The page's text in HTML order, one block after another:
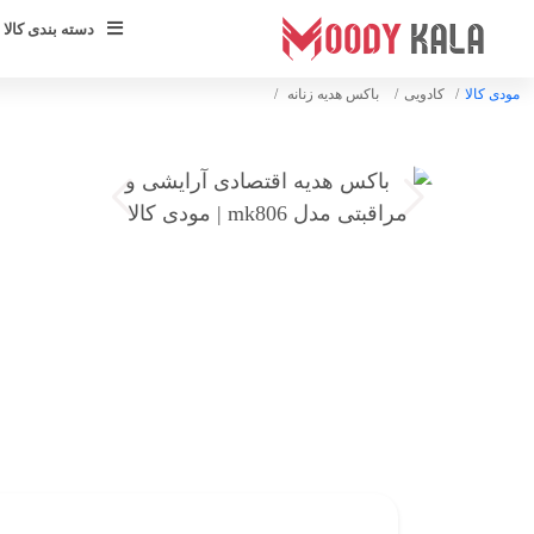
دسته بندی کالا
مودی کالا کادویی باکس هدیه زنانه